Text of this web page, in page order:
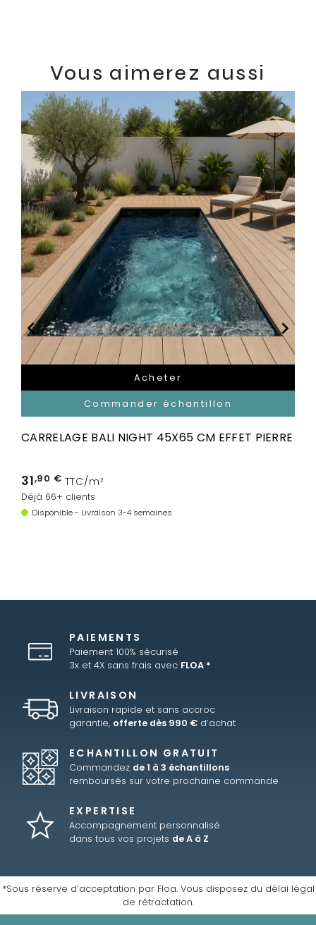
Vous aimerez aussi

Acheter
Commander échantillon
favorite_border
CARRELAGE BALI NIGHT 45X65 CM EFFET PIERRE
31,90 € TTC/m²
Déjà 66+ clients
Disponible - Livraison 3-4 semaines

PAIEMENTS
Paiement 100% sécurisé
3x et 4X sans frais avec FLOA *
LIVRAISON
Livraison rapide et sans accroc
garantie, offerte dès 990 € d’achat
ECHANTILLON GRATUIT
Commandez de 1 à 3 échantillons
remboursés sur votre prochaine commande
EXPERTISE
Accompagnement personnalisé
dans tous vos projets de A à Z
*Sous réserve d’acceptation par Floa. Vous disposez du délai légal
de rétractation.